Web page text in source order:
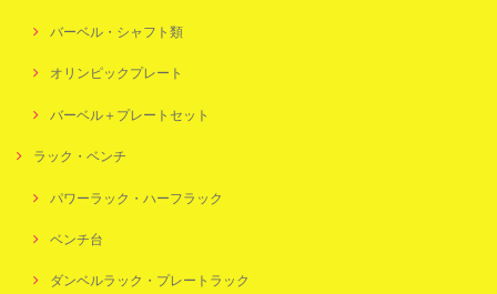
バーベル・シャフト類
オリンピックプレート
バーベル＋プレートセット
ラック・ベンチ
パワーラック・ハーフラック
ベンチ台
ダンベルラック・プレートラック